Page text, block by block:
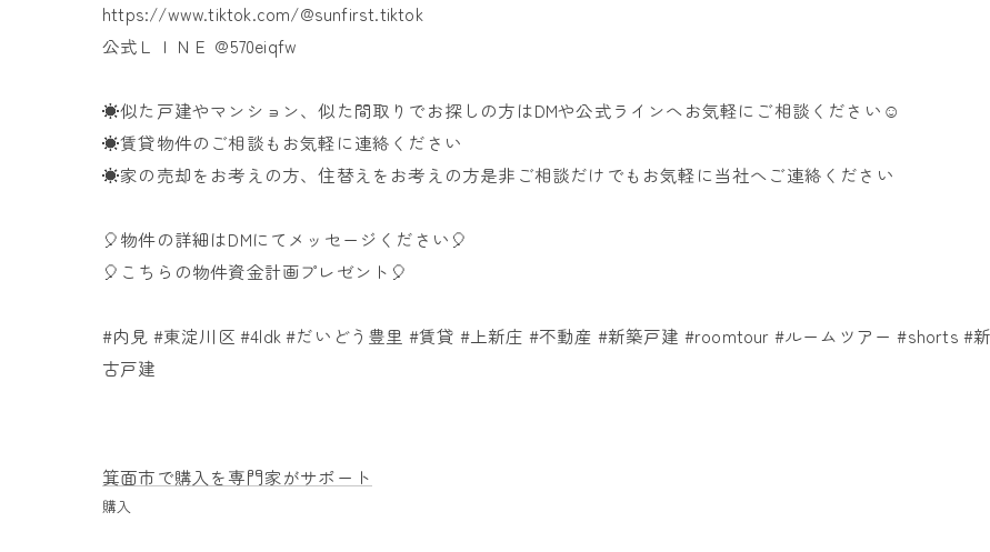
https://www.tiktok.com/@sunfirst.tiktok
公式ＬＩＮＥ @570eiqfw
☀似た戸建やマンション、似た間取りでお探しの方はDMや公式ラインへお気軽にご相談ください☺️
☀賃貸物件のご相談もお気軽に連絡ください
☀家の売却をお考えの方、住替えをお考えの方是非ご相談だけでもお気軽に当社へご連絡ください
🎈物件の詳細はDMにてメッセージください🎈
🎈こちらの物件資金計画プレゼント🎈
#内見​ #東淀川区​ #4ldk​ #だいどう豊里​ #賃貸​ #上新庄​ #不動産​ #新築戸建​ #roomtour​ #ルームツアー​ #shorts​ #
古戸建​
箕面市で購入を専門家がサポート
購入